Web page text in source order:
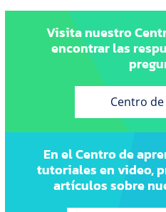
Visita nuestro
encontrar las
Centro
En el Centro de
tutoriales en video,
artículos sobre